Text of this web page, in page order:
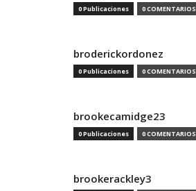
0 Publicaciones 0 COMENTARIOS
broderickordonez
0 Publicaciones 0 COMENTARIOS
brookecamidge23
0 Publicaciones 0 COMENTARIOS
brookerackley3